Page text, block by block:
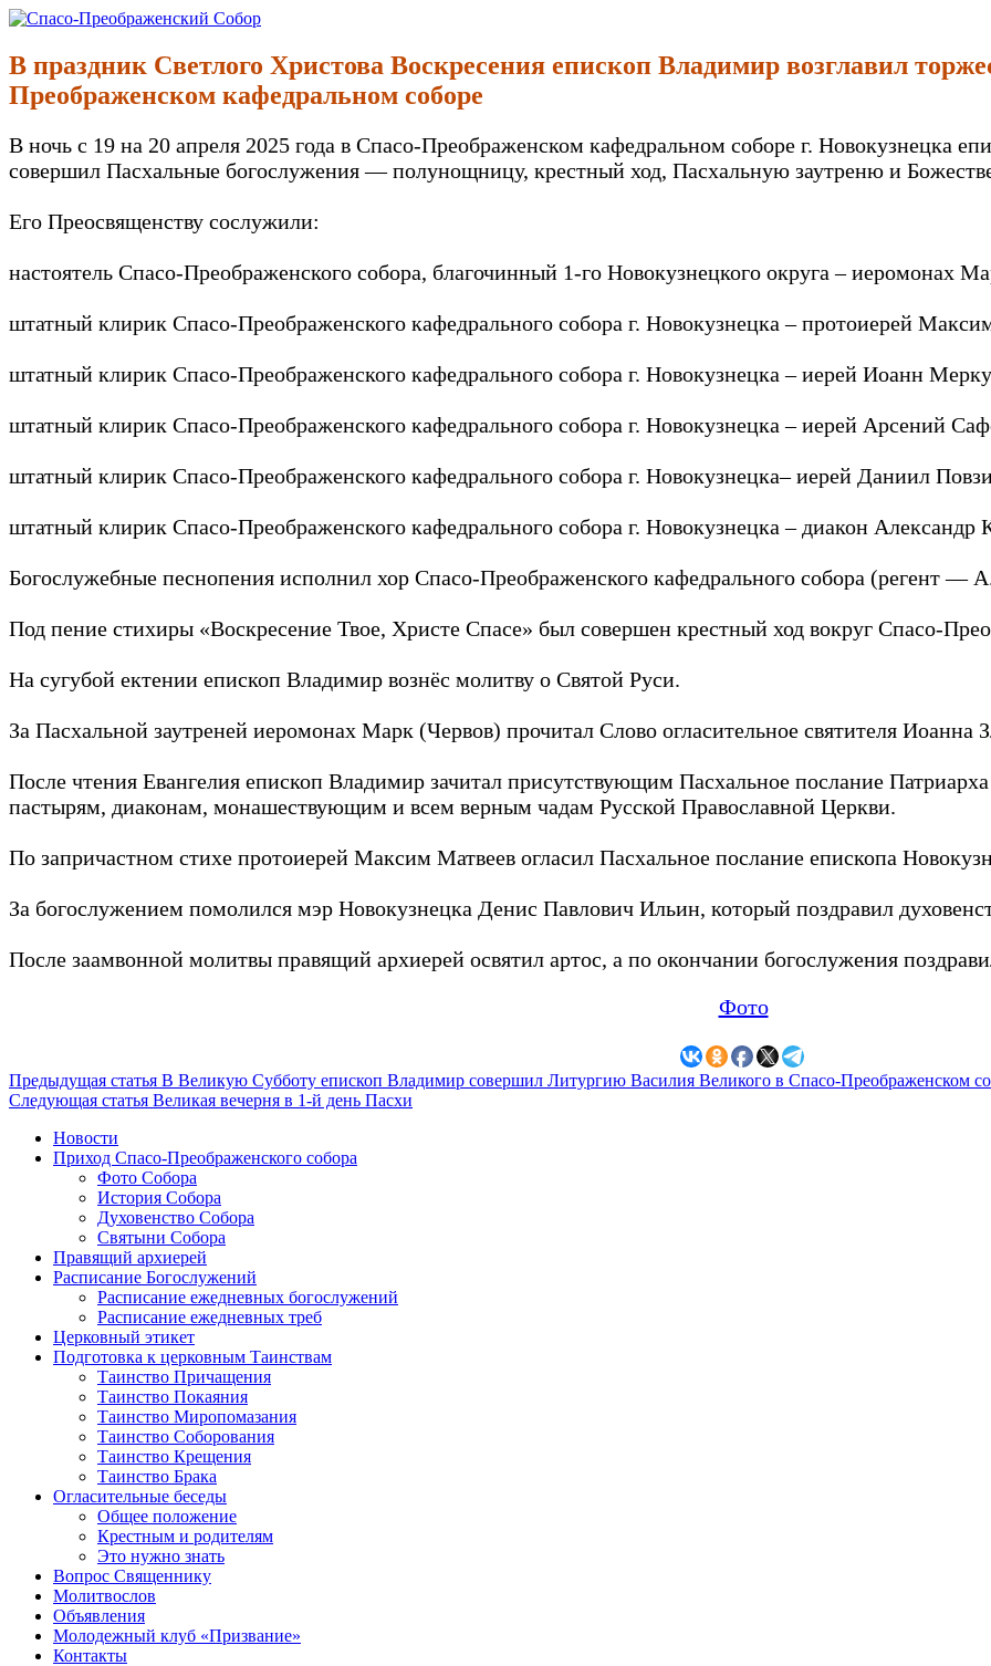
Перейти
содержимому
Спасо-Преображенский Собор
Спасо-Преображенский кафедральный Собор Новокузнецк
В праздник Светлого Христова Воскресения епископ Владимир возглавил
Преображенском кафедральном соборе
В ночь с 19 на 20 апреля 2025 года в Спасо-Преображенском кафедральном соборе г. Новокузнецка
совершил Пасхальные богослужения — полунощницу, крестный ход, Пасхальную заутреню и
Его Преосвященству сослужили:
настоятель Спасо-Преображенского собора, благочинный 1-го Новокузнецкого округа – иеромонах
штатный клирик Спасо-Преображенского кафедрального собора г. Новокузнецка – протоиерей
штатный клирик Спасо-Преображенского кафедрального собора г. Новокузнецка – иерей Иоанн
штатный клирик Спасо-Преображенского кафедрального собора г. Новокузнецка – иерей Арсений
штатный клирик Спасо-Преображенского кафедрального собора г. Новокузнецка– иерей Даниил
штатный клирик Спасо-Преображенского кафедрального собора г. Новокузнецка – диакон Александр
Богослужебные песнопения исполнил хор Спасо-Преображенского кафедрального собора (регент —
Под пение стихиры «Воскресение Твое, Христе Спасе» был совершен крестный ход вокруг Спасо-
На сугубой ектении епископ Владимир вознёс молитву о Святой Руси.
За Пасхальной заутреней иеромонах Марк (Червов) прочитал Слово огласительное святителя Иоанна
После чтения Евангелия епископ Владимир зачитал присутствующим Пасхальное послание
пастырям, диаконам, монашествующим и всем верным чадам Русской Православной Церкви.
По запричастном стихе протоиерей Максим Матвеев огласил Пасхальное послание епископа
За богослужением помолился мэр Новокузнецка Денис Павлович Ильин, который поздравил
После заамвонной молитвы правящий архиерей освятил артос, а по окончании богослужения
Фото
Продолжить
чтение
Предыдущая статья В Великую Субботу епископ Владимир совершил Литургию Василия Великого в Спасо-Преображенском
Следующая статья Великая вечерня в 1-й день Пасхи
Новости
Приход Спасо-Преображенского собора
Фото Собора
История Собора
Духовенство Собора
Святыни Собора
Правящий архиерей
Расписание Богослужений
Расписание ежедневных богослужений
Расписание ежедневных треб
Церковный этикет
Подготовка к церковным Таинствам
Таинство Причащения
Таинство Покаяния
Таинство Миропомазания
Таинство Соборования
Таинство Крещения
Таинство Брака
Огласительные беседы
Общее положение
Крестным и родителям
Это нужно знать
Вопрос Священнику
Молитвослов
Объявления
Молодежный клуб «Призвание»
Контакты